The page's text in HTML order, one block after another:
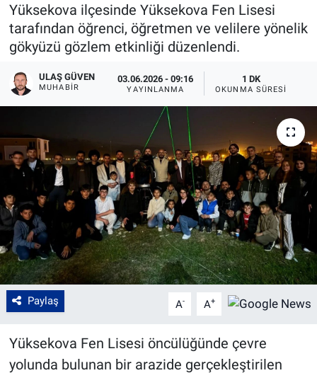
Yüksekova ilçesinde Yüksekova Fen Lisesi
tarafından öğrenci, öğretmen ve velilere yönelik
gökyüzü gözlem etkinliği düzenlendi.
ULAŞ GÜVEN
MUHABIR
03.06.2026 - 09:16
YAYINLANMA
1 DK
OKUNMA SÜRESI
Paylaş A- A+
Yüksekova Fen Lisesi öncülüğünde çevre
yolunda bulunan bir arazide gerçekleştirilen
Tüm Manşetler
Son Dakika Haberleri